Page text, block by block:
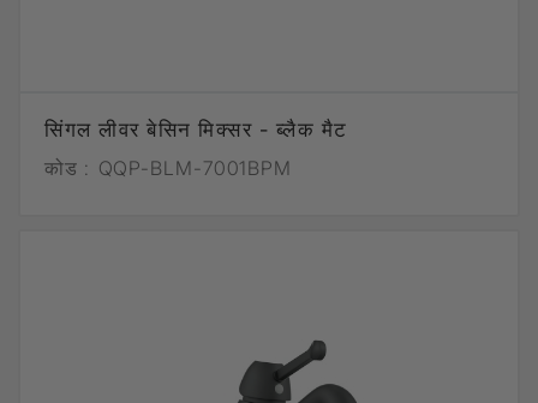
सिंगल लीवर बेसिन मिक्सर - ब्लैक मैट
कोड : QQP-BLM-7001BPM